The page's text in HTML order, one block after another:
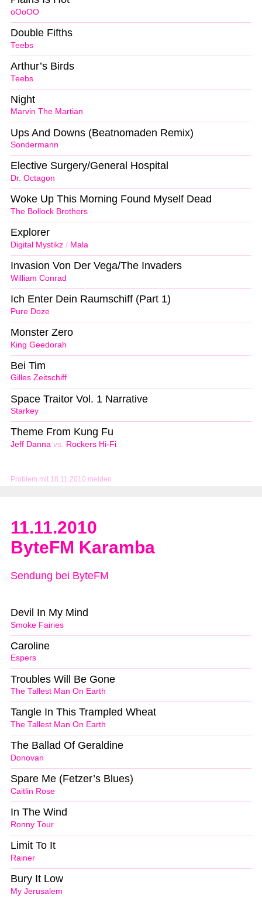
Problem mit 18.11.2010 melden
oOoOO
Teebs
Double Fifths
Teebs
Arthur’s Birds
Marvin The Martian
Night
Sondermann
Ups And Downs (Beatnomaden Remix)
Dr. Octagon
Elective Surgery/General Hospital
The Bollock Brothers
Woke Up This Morning Found Myself Dead
Digital Mystikz / Mala
Explorer
William Conrad
Invasion Von Der Vega/The Invaders
Pure Doze
Ich Enter Dein Raumschiff (Part 1)
King Geedorah
Monster Zero
Gilles Zeitschiff
Bei Tim
Starkey
Space Traitor Vol. 1 Narrative
Jeff Danna vs. Rockers Hi-Fi
Theme From Kung Fu
11.11.2010
ByteFM Karamba
Sendung bei ByteFM
Smoke Fairies
Devil In My Mind
Espers
Caroline
The Tallest Man On Earth
Troubles Will Be Gone
The Tallest Man On Earth
Tangle In This Trampled Wheat
Donovan
The Ballad Of Geraldine
Caitlin Rose
Spare Me (Fetzer’s Blues)
Ronny Tour
In The Wind
Rainer
Limit To It
My Jerusalem
Bury It Low